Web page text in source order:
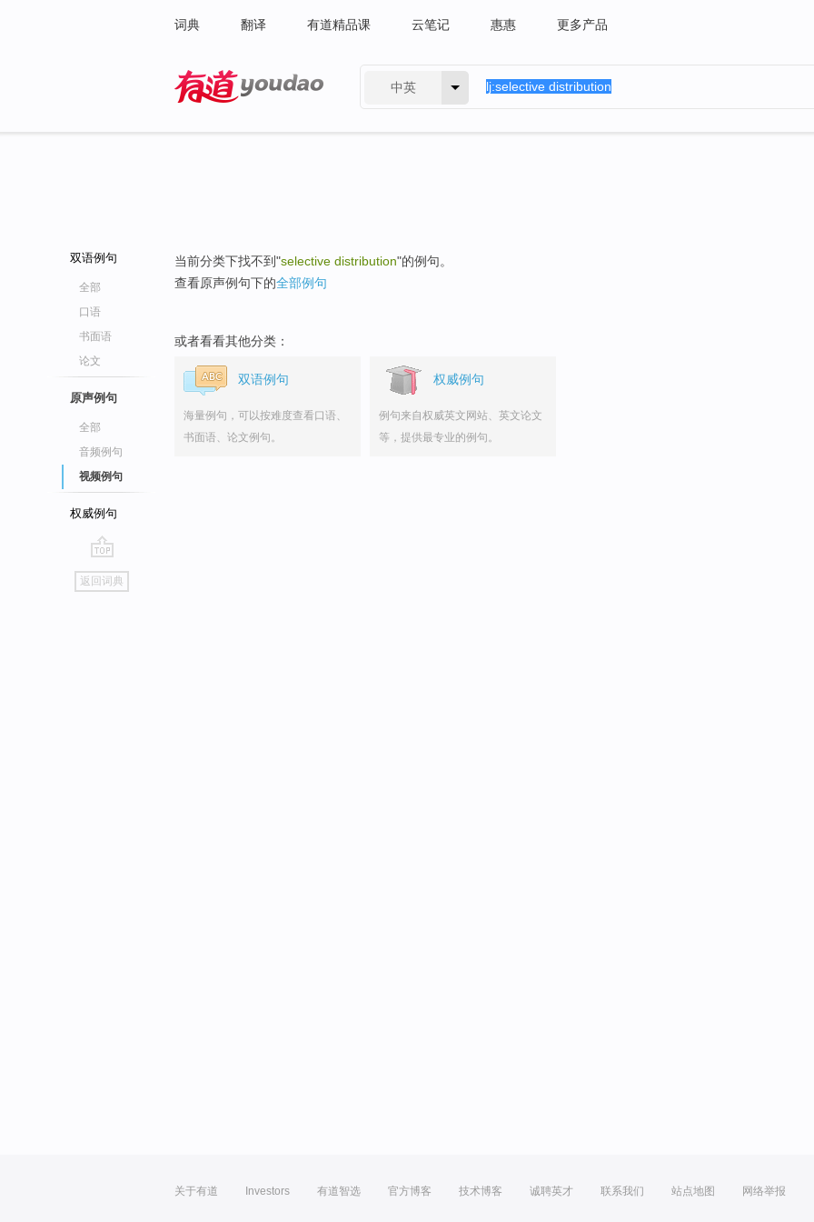
词典 翻译 有道精品课 云笔记 惠惠 更多产品
中英
双语例句
全部
口语
书面语
论文
原声例句
全部
音频例句
视频例句
权威例句
go
top
返回词典
当前分类下找不到"selective distribution"的例句。
查看原声例句下的全部例句
或者看看其他分类：
双语例句
海量例句，可以按难度查看口语、
书面语、论文例句。
权威例句
例句来自权威英文网站、英文论文
等，提供最专业的例句。
关于有道 Investors 有道智选 官方博客 技术博客 诚聘英才 联系我们 站点地图 网络举报